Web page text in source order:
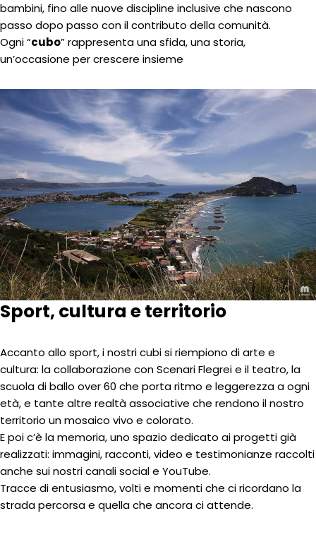
bambini, fino alle nuove discipline inclusive che nascono
passo dopo passo con il contributo della comunità.
Ogni “cubo” rappresenta una sfida, una storia,
un’occasione per crescere insieme
Sport, cultura e territorio
Accanto allo sport, i nostri cubi si riempiono di arte e
cultura: la collaborazione con Scenari Flegrei e il teatro, la
scuola di ballo over 60 che porta ritmo e leggerezza a ogni
età, e tante altre realtà associative che rendono il nostro
territorio un mosaico vivo e colorato.
E poi c’è la memoria, uno spazio dedicato ai progetti già
realizzati: immagini, racconti, video e testimonianze raccolti
anche sui nostri canali social e YouTube.
Tracce di entusiasmo, volti e momenti che ci ricordano la
strada percorsa e quella che ancora ci attende.